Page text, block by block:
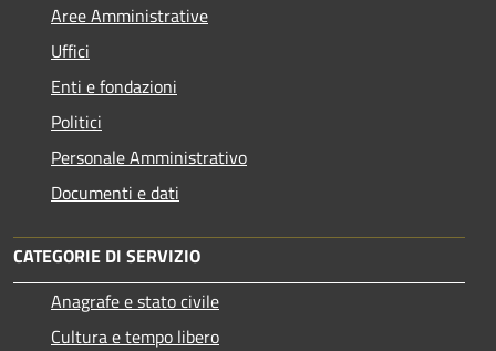
Aree Amministrative
Uffici
Enti e fondazioni
Politici
Personale Amministrativo
Documenti e dati
CATEGORIE DI SERVIZIO
Anagrafe e stato civile
Cultura e tempo libero